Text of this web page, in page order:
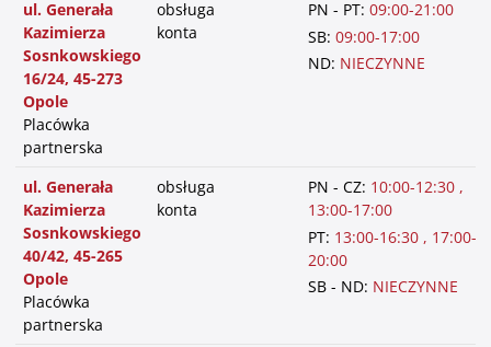
ul. Generała
Kazimierza
Sosnkowskiego
16/24, 45-273
Opole
Placówka
partnerska
obsługa
konta
PN - PT: 09:00-21:00
SB: 09:00-17:00
ND: NIECZYNNE
ul. Generała
Kazimierza
Sosnkowskiego
40/42, 45-265
Opole
Placówka
partnerska
obsługa
konta
PN - CZ: 10:00-12:30 ,
13:00-17:00
PT: 13:00-16:30 , 17:00-
20:00
SB - ND: NIECZYNNE